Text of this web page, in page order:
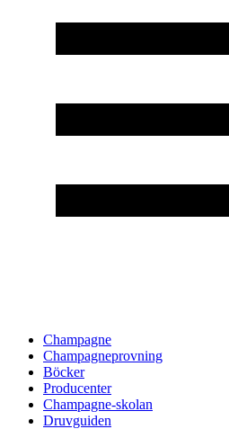
Champagne
Champagneprovning
Böcker
Producenter
Champagne-skolan
Druvguiden